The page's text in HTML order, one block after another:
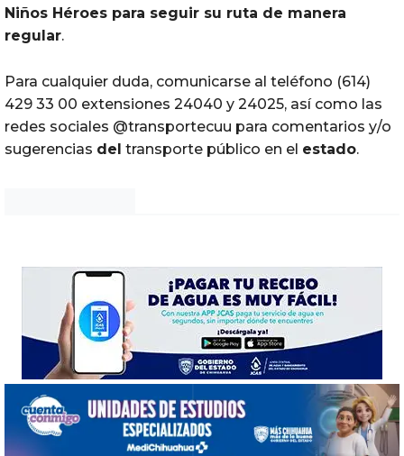
Niños Héroes para seguir su ruta de manera
regular.
Para cualquier duda, comunicarse al teléfono (614)
429 33 00 extensiones 24040 y 24025, así como las
redes sociales @transportecuu para comentarios y/o
sugerencias del transporte público en el estado.